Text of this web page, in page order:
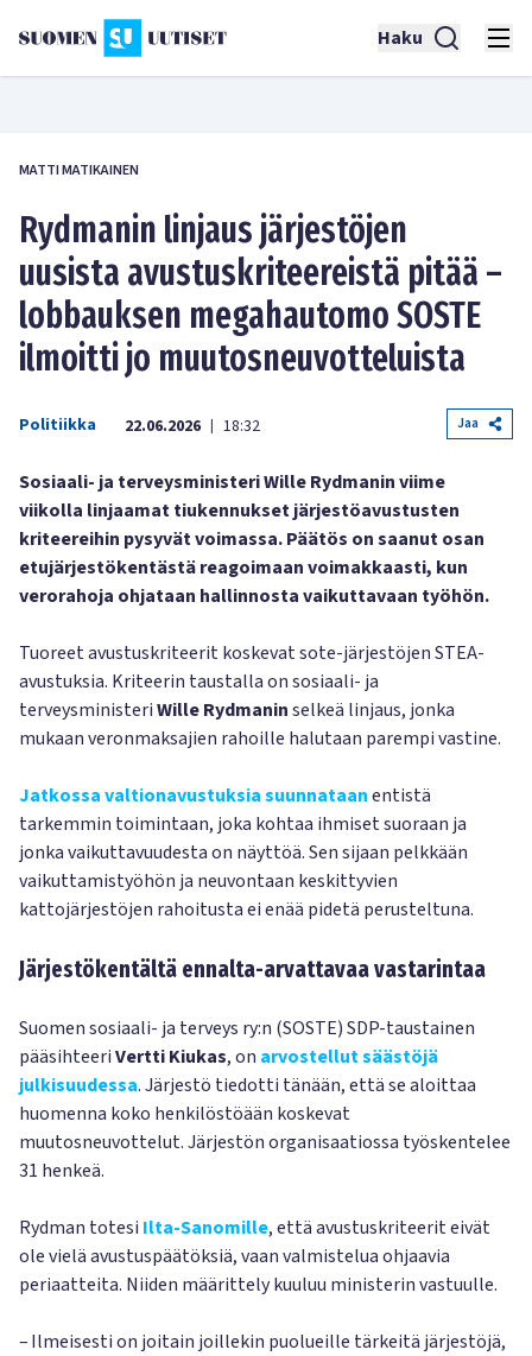
Haku
MATTI MATIKAINEN
Rydmanin linjaus järjestöjen
uusista avustuskriteereistä pitää –
lobbauksen megahautomo SOSTE
ilmoitti jo muutosneuvotteluista
Politiikka 22.06.2026 | 18:32 Jaa
Sosiaali- ja terveysministeri Wille Rydmanin viime
viikolla linjaamat tiukennukset järjestöavustusten
kriteereihin pysyvät voimassa. Päätös on saanut osan
etujärjestökentästä reagoimaan voimakkaasti, kun
verorahoja ohjataan hallinnosta vaikuttavaan työhön.
Tuoreet avustuskriteerit koskevat sote-järjestöjen STEA-
avustuksia. Kriteerin taustalla on sosiaali- ja
terveysministeriWille Rydmaninselkeä linjaus, jonka
mukaan veronmaksajien rahoille halutaan parempi vastine.
Jatkossa valtionavustuksia suunnataanentistä
tarkemmin toimintaan, joka kohtaa ihmiset suoraan ja
jonka vaikuttavuudesta on näyttöä. Sen sijaan pelkkään
vaikuttamistyöhön ja neuvontaan keskittyvien
kattojärjestöjen rahoitusta ei enää pidetä perusteltuna.
Järjestökentältä ennalta-arvattavaa vastarintaa
Suomen sosiaali- ja terveys ry:n (SOSTE) SDP-taustainen
pääsihteeriVertti Kiukas, on arvostellut säästöjä
julkisuudessa. Järjestö tiedotti tänään, että se aloittaa
huomenna koko henkilöstöään koskevat
muutosneuvottelut. Järjestön organisaatiossa työskentelee
31 henkeä.
Rydman totesi Ilta-Sanomille, että avustuskriteerit eivät
ole vielä avustuspäätöksiä, vaan valmistelua ohjaavia
periaatteita. Niiden määrittely kuuluu ministerin vastuulle.
– Ilmeisesti on joitain joillekin puolueille tärkeitä järjestöjä,